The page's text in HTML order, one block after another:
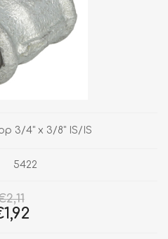
3/4" x 3/8" IS/IS
5422